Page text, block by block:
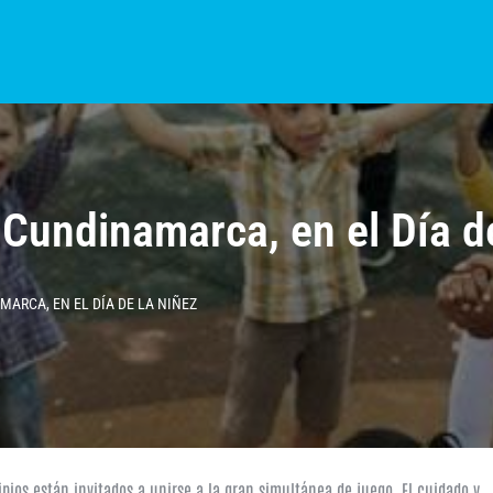
NOTICIAS COLOMBIA BOGOTÁ INTERNACIONAL PROVINCIAS
en el Día
EN EL DÍA DE LA NIÑEZ